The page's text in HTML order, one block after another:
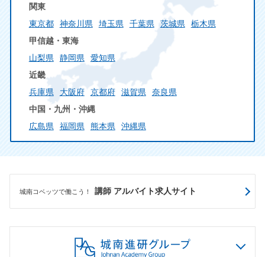
関東
東京都
神奈川県 埼玉県 千葉県 茨城県
栃木県
甲信越・東海
山梨県
静岡県
愛知県
近畿
兵庫県
大阪府 京都府 滋賀県
奈良県
中国・九州・沖縄
広島県
福岡県 熊本県 沖縄県
城南コベッツで働こう！ 講師 アルバイト求人サイト